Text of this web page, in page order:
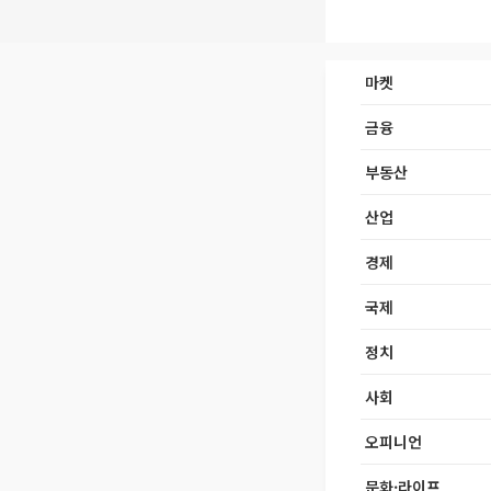
마켓
금융
부동산
산업
경제
국제
정치
사회
오피니언
문화·라이프